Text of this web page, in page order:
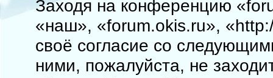
Заходя на конференцию
«наш», «forum.okis.ru»,
своё согласие со
ними, пожалуйста, не